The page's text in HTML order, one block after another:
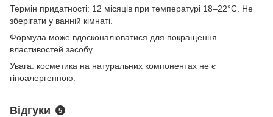
Термін придатності: 12 місяців при температурі 18–22°C. Не
зберігати у ванній кімнаті.
Формула може вдосконалюватися для покращення
властивостей засобу
Увага: косметика на натуральних компонентах не є
гіпоалергенною.
Відгуки 5